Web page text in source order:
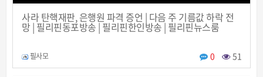
사라 탄핵재판, 은행원 파격 증언 | 다음 주 기름값 하락 전
망 | 필리핀동포방송 | 필리핀한인방송 | 필리핀뉴스룸
필사모 0 51